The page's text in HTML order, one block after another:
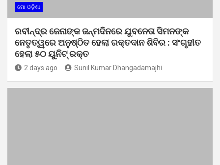
ମୋ ଓଡ଼ିଶା
ରବୀନ୍ଦ୍ର ଜେନାଙ୍କ ଜନ୍ମଦିନରେ ଯୁବନେତା ସିମନଙ୍କ
ନେତୃତ୍ୱରେ ଅନୁଷ୍ଠିତ ହେଲା ରକ୍ତଦାନ ଶିବିର : ସଂଗୃହୀତ
ହେଲା ୫୦ ୟୁନିଟ୍ ରକ୍ତ
2 days ago Sunil Kumar Dhangadamajhi